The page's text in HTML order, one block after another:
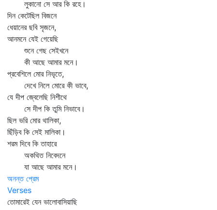
লুকানো সে আর কি রহে।
দিন কেটেছিল বিজনে
ধেয়ানের ছবি সৃজনে,
আনমনে যেই গেয়েছি
শুনে গেছ সেইখনে
কী আছে আমার মনে।
প্রবেশিলে মোর নিভৃতে,
দেখে নিলে মোরে কী ভাবে,
যে দীপ জ্বেলেছি নিশীথে
সে দীপ কি তুমি নিভাবে।
ছিল ভরি মোর থালিকা,
ছিঁড়িব কি সেই মালিকা।
শরম দিবে কি তাহারে
অকথিত নিবেদনে
যা আছে আমার মনে।
অনন্ত প্রেম
Verses
তোমারেই যেন ভালোবাসিয়াছি